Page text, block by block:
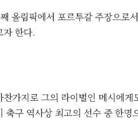
올림픽에서 포르투갈 주장으로
자 한다.
가지로 그의 라이벌인 메시에
축구 역사상 최고의 선수 중 한명